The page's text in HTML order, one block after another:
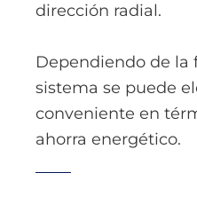
dirección radial.
Dependiendo de la
sistema se puede
conveniente en
ahorra energético.